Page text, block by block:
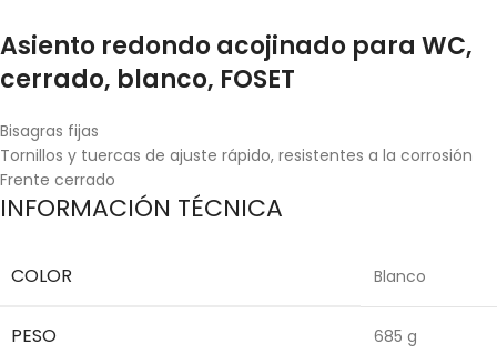
Asiento redondo acojinado para WC,
cerrado, blanco, FOSET
Bisagras fijas
Tornillos y tuercas de ajuste rápido, resistentes a la corrosión
Frente cerrado
INFORMACIÓN TÉCNICA
COLOR Blanco
PESO 685 g